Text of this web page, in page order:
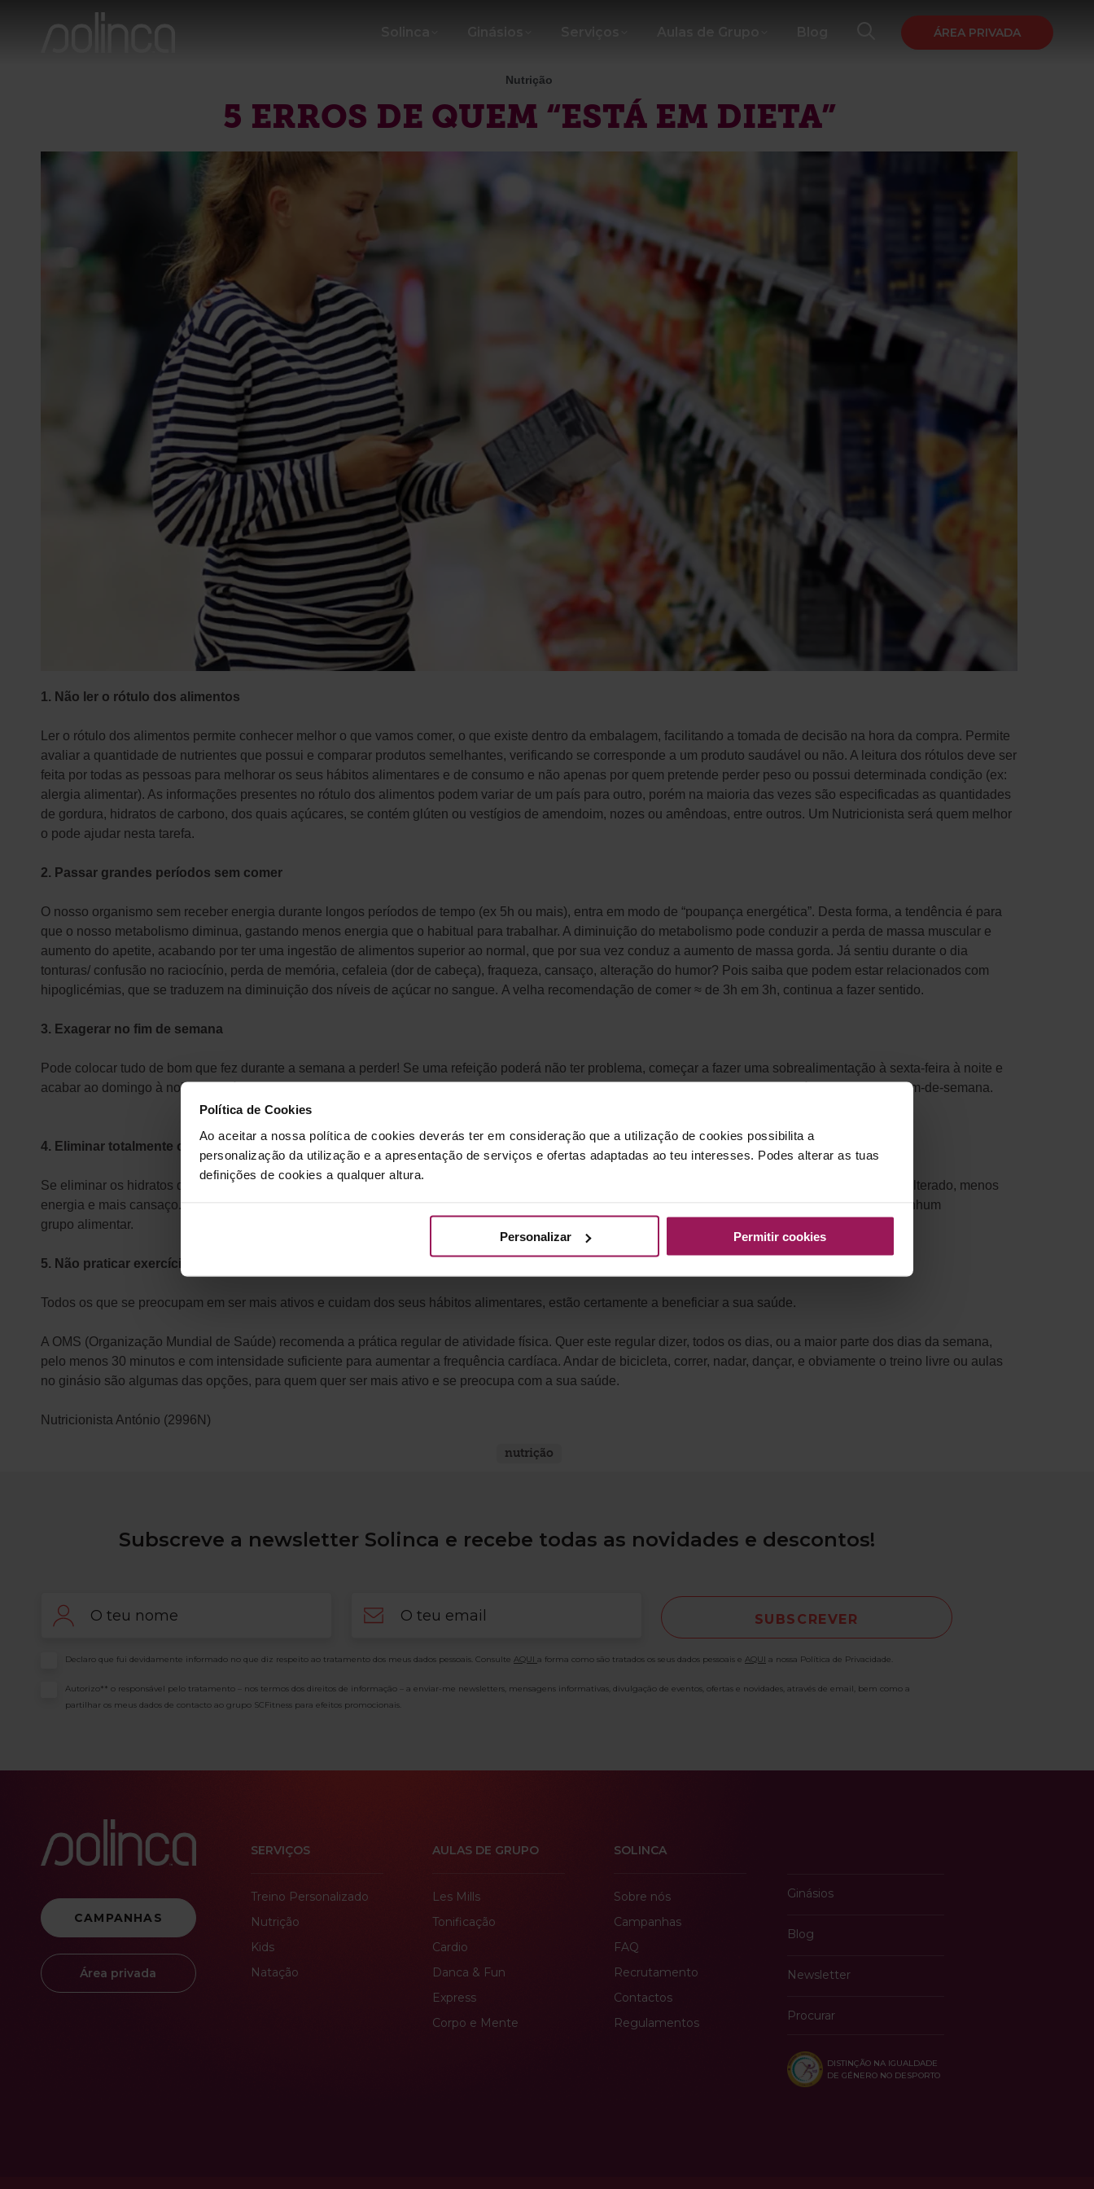
Política de Cookies
Ao aceitar a nossa política de cookies deverás ter em consideração que a utilização de cookies possibilita a
personalização da utilização e a apresentação de serviços e ofertas adaptadas ao teu interesses. Podes alterar as tuas
definições de cookies a qualquer altura.
Personalizar Permitir cookies
ÁREA PRIVADA
Nutrição
5 ERROS DE QUEM “ESTÁ EM DIETA”
1. Não ler o rótulo dos alimentos
Ler o rótulo dos alimentos permite conhecer melhor o que vamos comer, o que existe dentro da embalagem, facilitando a tomada de decisão na hora da compra. Permite
avaliar a quantidade de nutrientes que possui e comparar produtos semelhantes, verificando se corresponde a um produto saudável ou não. A leitura dos rótulos deve ser
feita por todas as pessoas para melhorar os seus hábitos alimentares e de consumo e não apenas por quem pretende perder peso ou possui determinada condição (ex:
alergia alimentar). As informações presentes no rótulo dos alimentos podem variar de um país para outro, porém na maioria das vezes são especificadas as quantidades
de gordura, hidratos de carbono, dos quais açúcares, se contém glúten ou vestígios de amendoim, nozes ou amêndoas, entre outros. Um Nutricionista será quem melhor
o pode ajudar nesta tarefa.
2. Passar grandes períodos sem comer
O nosso organismo sem receber energia durante longos períodos de tempo (ex 5h ou mais), entra em modo de “poupança energética”. Desta forma, a tendência é para
que o nosso metabolismo diminua, gastando menos energia que o habitual para trabalhar. A diminuição do metabolismo pode conduzir a perda de massa muscular e
aumento do apetite, acabando por ter uma ingestão de alimentos superior ao normal, que por sua vez conduz a aumento de massa gorda. Já sentiu durante o dia
tonturas/ confusão no raciocínio, perda de memória, cefaleia (dor de cabeça), fraqueza, cansaço, alteração do humor? Pois saiba que podem estar relacionados com
hipoglicémias, que se traduzem na diminuição dos níveis de açúcar no sangue. A velha recomendação de comer ≈ de 3h em 3h, continua a fazer sentido.
3. Exagerar no fim de semana
Pode colocar tudo de bom que fez durante a semana a perder! Se uma refeição poderá não ter problema, começar a fazer uma sobrealimentação à sexta-feira à noite e
acabar ao domingo à noite não irá dar bom resultado no processo de emagrecimento. Portanto, tente cumprir o plano alimentar ao máximo mesmo ao fim-de-semana.
4. Eliminar totalmente os hidratos de carbono
Se eliminar os hidratos de carbono da alimentação, poderá realmente observar o seu peso a baixar drasticamente, contudo também verá o seu humor alterado, menos
energia e mais cansaço. E grande parte deste peso perdido será derivado a uma maior perda de água e nem tanto de gordura. Portanto, não exclua nenhum
grupo alimentar.
5. Não praticar exercício físico
Todos os que se preocupam em ser mais ativos e cuidam dos seus hábitos alimentares, estão certamente a beneficiar a sua saúde.
A OMS (Organização Mundial de Saúde) recomenda a prática regular de atividade física. Quer este regular dizer, todos os dias, ou a maior parte dos dias da semana,
pelo menos 30 minutos e com intensidade suficiente para aumentar a frequência cardíaca. Andar de bicicleta, correr, nadar, dançar, e obviamente o treino livre ou aulas
no ginásio são algumas das opções, para quem quer ser mais ativo e se preocupa com a sua saúde.
Nutricionista António (2996N)
nutrição
Subscreve a newsletter Solinca e recebe todas as novidades e descontos!
Consentimento
Declaro que fui devidamente informado no que diz respeito ao tratamento dos meus dados pessoais. Consulte AQUI a forma como são tratados os seus dados pessoais e AQUI a nossa Política de Privacidade.
Consentimento
Autorizo** o responsável pelo tratamento – nos termos dos direitos de informação – a enviar-me newsletters, mensagens informativas, divulgação de eventos, ofertas e novidades, através de email, bem como a
partilhar os meus dados de contacto ao grupo SCFitness para efeitos promocionais.
CAMPANHAS
Área privada
SERVIÇOS
Treino Personalizado
Nutrição
Kids
Natação
AULAS DE GRUPO
Les Mills
Tonificação
Cardio
Danca & Fun
Express
Corpo e Mente
SOLINCA
Sobre nós
Campanhas
FAQ
Recrutamento
Contactos
Regulamentos
Ginásios
Blog
Newsletter
Procurar
DISTINÇÃO NA IGUALDADE
DE GÉNERO NO DESPORTO